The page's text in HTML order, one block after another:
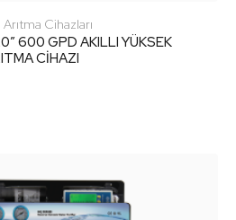
Cihazları
600 GPD AKILLI YÜKSEK
CİHAZI